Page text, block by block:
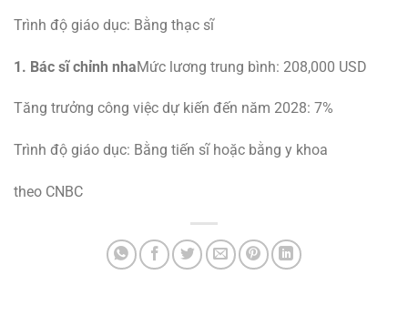
Trình độ giáo dục: Bằng thạc sĩ
1. Bác sĩ chỉnh nhaMức lương trung bình: 208,000 USD
Tăng trưởng công việc dự kiến ​​đến năm 2028: 7%
Trình độ giáo dục: Bằng tiến sĩ hoặc bằng y khoa
theo CNBC